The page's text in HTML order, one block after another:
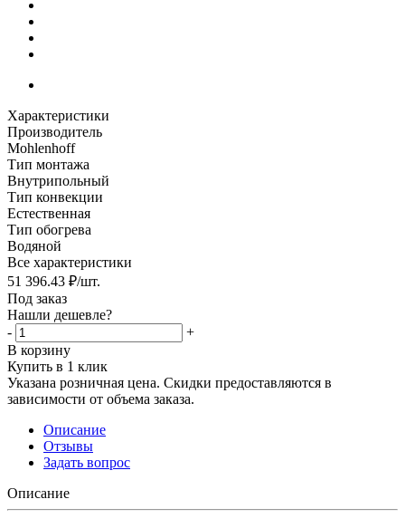
Характеристики
Производитель
Mohlenhoff
Тип монтажа
Внутрипольный
Тип конвекции
Естественная
Тип обогрева
Водяной
Все характеристики
51 396.43 ₽/шт.
Под заказ
Нашли дешевле?
-
+
В корзину
Купить в 1 клик
Указана розничная цена. Скидки предоставляются в
зависимости от объема заказа.
Описание
Отзывы
Задать вопрос
Описание